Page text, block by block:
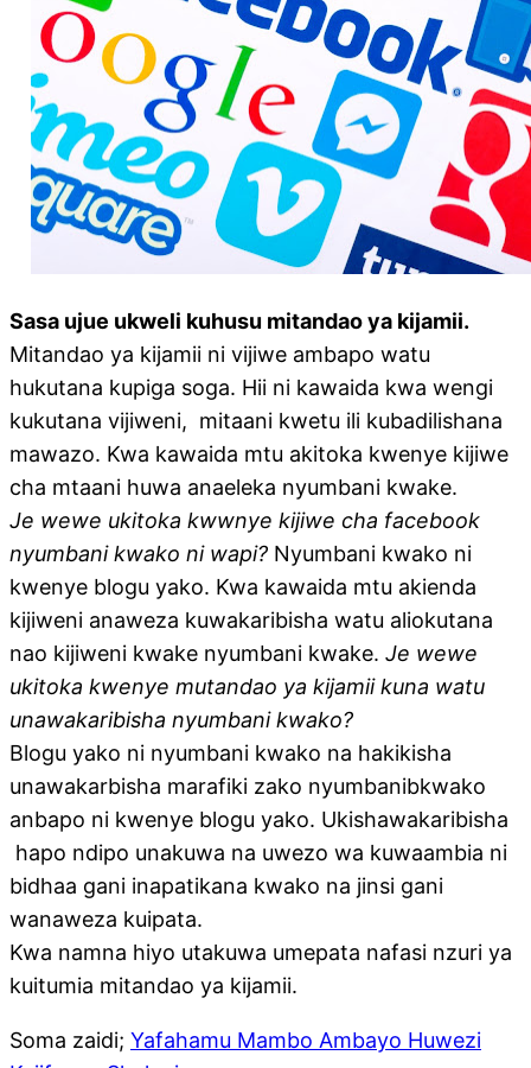
Sasa ujue ukweli kuhusu mitandao ya kijamii.
Mitandao ya kijamii ni vijiwe ambapo watu
hukutana kupiga soga. Hii ni kawaida kwa wengi
kukutana vijiweni, mitaani kwetu ili kubadilishana
mawazo. Kwa kawaida mtu akitoka kwenye kijiwe
cha mtaani huwa anaeleka nyumbani kwake.
Je wewe ukitoka kwwnye kijiwe cha facebook
nyumbani kwako ni wapi? Nyumbani kwako ni
kwenye blogu yako. Kwa kawaida mtu akienda
kijiweni anaweza kuwakaribisha watu aliokutana
nao kijiweni kwake nyumbani kwake. Je wewe
ukitoka kwenye mutandao ya kijamii kuna watu
unawakaribisha nyumbani kwako?
Blogu yako ni nyumbani kwako na hakikisha
unawakarbisha marafiki zako nyumbanibkwako
anbapo ni kwenye blogu yako. Ukishawakaribisha
hapo ndipo unakuwa na uwezo wa kuwaambia ni
bidhaa gani inapatikana kwako na jinsi gani
wanaweza kuipata.
Kwa namna hiyo utakuwa umepata nafasi nzuri ya
kuitumia mitandao ya kijamii.
Soma zaidi; Yafahamu Mambo Ambayo Huwezi